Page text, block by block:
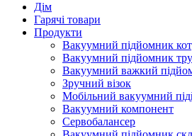
Дім
Гарячі товари
Продукти
Вакуумний підйомник
Вакуумний підйомник
Вакуумний важкий
Зручний візок
Мобільний вакуумний
Вакуумний компонент
Сервобалансер